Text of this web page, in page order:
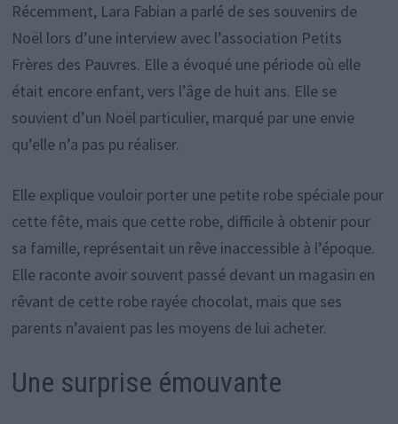
Récemment, Lara Fabian a parlé de ses souvenirs de
Noël lors d’une interview avec l’association Petits
Frères des Pauvres. Elle a évoqué une période où elle
était encore enfant, vers l’âge de huit ans. Elle se
souvient d’un Noël particulier, marqué par une envie
qu’elle n’a pas pu réaliser.
Elle explique vouloir porter une petite robe spéciale pour
cette fête, mais que cette robe, difficile à obtenir pour
sa famille, représentait un rêve inaccessible à l’époque.
Elle raconte avoir souvent passé devant un magasin en
rêvant de cette robe rayée chocolat, mais que ses
parents n’avaient pas les moyens de lui acheter.
Une surprise émouvante